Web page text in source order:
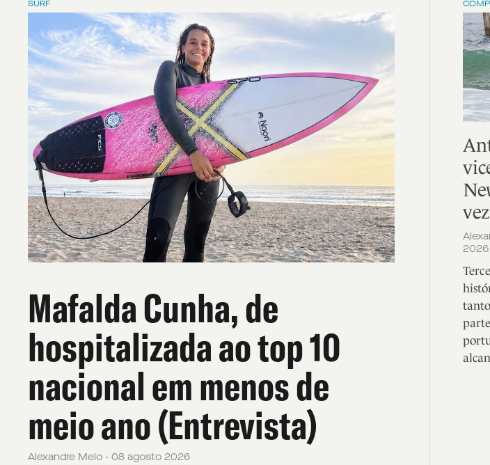
SURF
Mafalda Cunha, de
hospitalizada ao top 10
nacional em menos de
meio ano (Entrevista)
Alexandre Melo - 08 agosto 2026
vez
2026